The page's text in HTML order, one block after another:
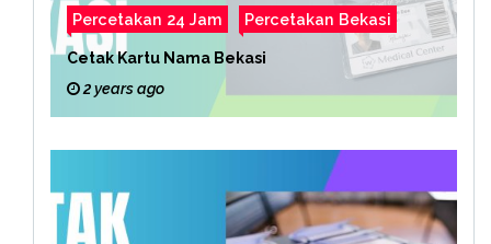
Percetakan 24 Jam Percetakan Bekasi
Cetak Kartu Nama Bekasi
2 years ago